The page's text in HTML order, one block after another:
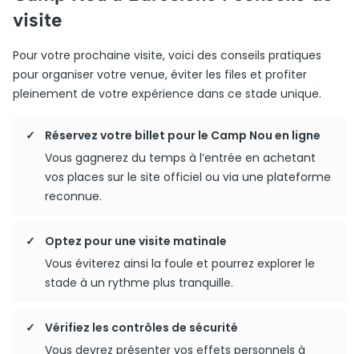
visite
Pour votre prochaine visite, voici des conseils pratiques
pour organiser votre venue, éviter les files et profiter
pleinement de votre expérience dans ce stade unique.
Réservez votre billet pour le Camp Nou en ligne
Vous gagnerez du temps à l’entrée en achetant
vos places sur le site officiel ou via une plateforme
reconnue.
Optez pour une visite matinale
Vous éviterez ainsi la foule et pourrez explorer le
stade à un rythme plus tranquille.
Vérifiez les contrôles de sécurité
Vous devrez présenter vos effets personnels à